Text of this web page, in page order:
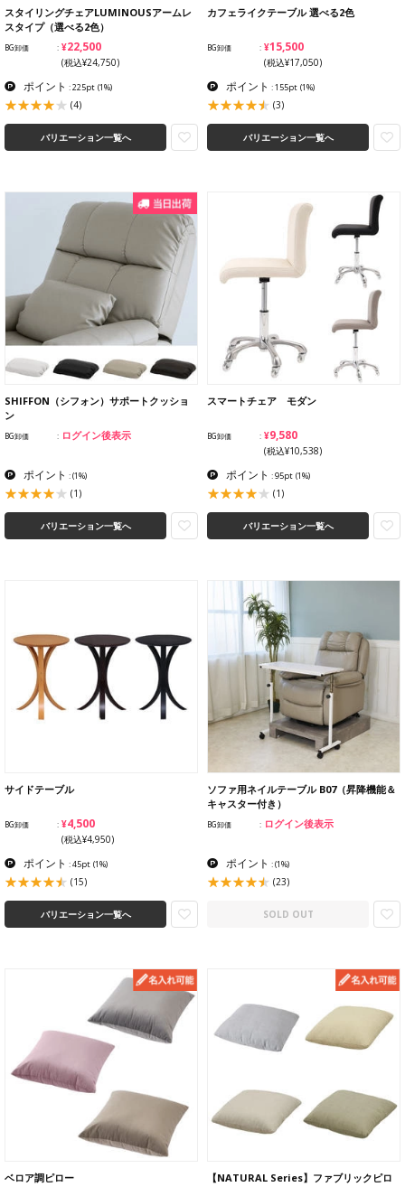
スタイリングチェアLUMINOUSアームレ
スタイプ（選べる2色）
BG卸価 ¥22,500
(税込¥24,750)
ポイント : 225pt (1%)
(4)
バリエーション一覧へ
カフェライクテーブル 選べる2色
BG卸価 ¥15,500
(税込¥17,050)
ポイント : 155pt (1%)
(3)
バリエーション一覧へ
SHIFFON（シフォン）サポートクッショ
ン
BG卸価 ログイン後表示
ポイント :(1%)
(1)
バリエーション一覧へ
スマートチェア モダン
BG卸価 ¥9,580
(税込¥10,538)
ポイント : 95pt (1%)
(1)
バリエーション一覧へ
サイドテーブル
BG卸価 ¥4,500
(税込¥4,950)
ポイント : 45pt (1%)
(15)
バリエーション一覧へ
ソファ用ネイルテーブル B07（昇降機能＆
キャスター付き）
BG卸価 ログイン後表示
ポイント :(1%)
(23)
SOLD OUT
ベロア調ピロー
【NATURAL Series】ファブリックピロ